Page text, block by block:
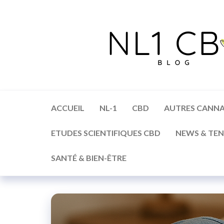
ACCUEIL NL-1 CBD AUTRES
ETUDES SCIENTIFIQUES CBD NEWS &
SANTÉ & BIEN-ÊTRE